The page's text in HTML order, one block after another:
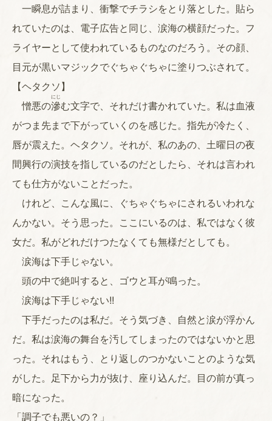
一瞬息が詰まり、衝撃でチラシをとり落とした。貼ら
れていたのは、電子広告と同じ、涙海の横顔だった。フ
ライヤーとして使われているものなのだろう。その顔、
目元が黒いマジックでぐちゃぐちゃに塗りつぶされて。
【ヘタクソ】
憎悪の滲
にじ
む文字で、それだけ書かれていた。私は血液
がつま先まで下がっていくのを感じた。指先が冷たく、
唇が震えた。ヘタクソ。それが、私のあの、土曜日の夜
間興行の演技を指しているのだとしたら、それは言われ
ても仕方がないことだった。
けれど、こんな風に、ぐちゃぐちゃにされるいわれな
んかない。そう思った。ここにいるのは、私ではなく彼
女だ。私がどれだけつたなくても無様だとしても。
涙海は下手じゃない。
頭の中で絶叫すると、ゴウと耳が鳴った。
涙海は下手じゃない!!
下手だったのは私だ。そう気づき、自然と涙が浮かん
だ。私は涙海の舞台を汚してしまったのではないかと思
った。それはもう、とり返しのつかないことのような気
がした。足下から力が抜け、座り込んだ。目の前が真っ
暗になった。
「調子でも悪いの？」